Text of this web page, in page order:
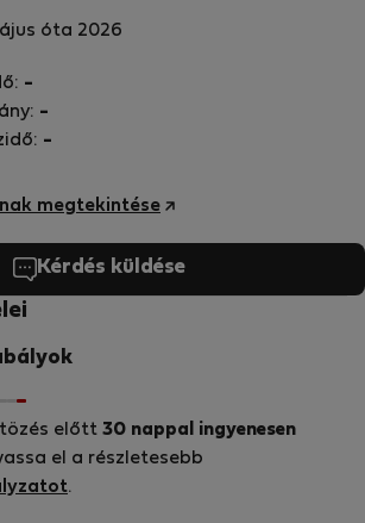
óta 2026
megtekintése
-
-
-
Kérdés küldése
előtt 30 nappal ingyenesen
el a részletesebb
.